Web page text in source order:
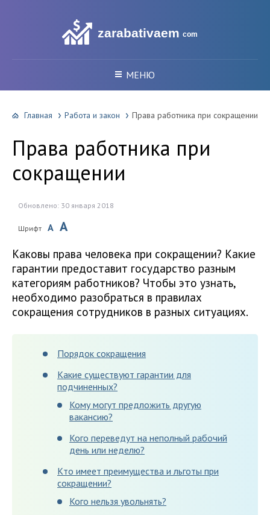
zarabativaem com
МЕНЮ
Главная Работа и закон Права работника при сокращении
Права работника при
сокращении
Обновлено: 30 января 2018
Шрифт A A
Каковы права человека при сокращении? Какие
гарантии предоставит государство разным
категориям работников? Чтобы это узнать,
необходимо разобраться в правилах
сокращения сотрудников в разных ситуациях.
Порядок сокращения
Какие существуют гарантии для
подчиненных?
Кому могут предложить другую
вакансию?
Кого переведут на неполный рабочий
день или неделю?
Кто имеет преимущества и льготы при
сокращении?
Кого нельзя увольнять?